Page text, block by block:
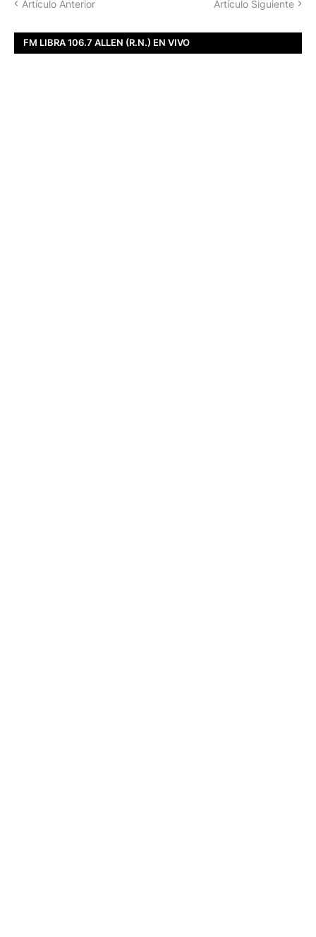
Artículo Anterior Artículo Siguiente
FM LIBRA 106.7 ALLEN (R.N.) EN VIVO